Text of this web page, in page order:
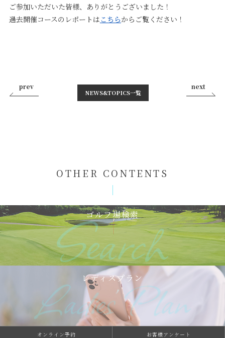
ご参加いただいた皆様、ありがとうございました！
過去開催コースのレポートは こちらからご覧ください！
prev next
NEWS&TOPICS⼀覧
OTHER CONTENTS
ゴルフ場検索
レディスプラン
オンライン予約 お客様アンケート